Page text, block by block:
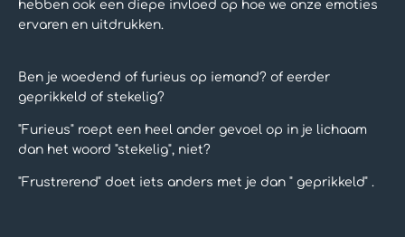
hebben ook een diepe invloed op hoe we onze emoties
ervaren en uitdrukken.
Ben je woedend of furieus op iemand? of eerder
geprikkeld of stekelig?
"Furieus" roept een heel ander gevoel op in je lichaam
dan het woord "stekelig", niet?
"Frustrerend" doet iets anders met je dan " geprikkeld" .